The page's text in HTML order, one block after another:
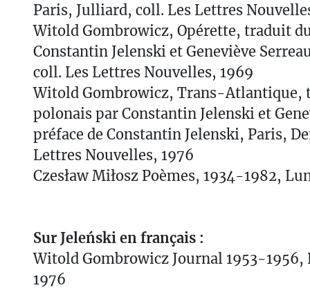
Paris, Julliard, coll. Les Lettres
Witold Gombrowicz, Opérette, traduit
Constantin Jelenski et Geneviève
coll. Les Lettres Nouvelles, 1969
Witold Gombrowicz, Trans-Atlantique,
polonais par Constantin Jelenski et
préface de Constantin Jelenski, Paris,
Lettres Nouvelles, 1976
Czesław Miłosz Poèmes, 1934-1982,
Sur Jeleński en français :
Witold Gombrowicz Journal 1953-1956,
1976